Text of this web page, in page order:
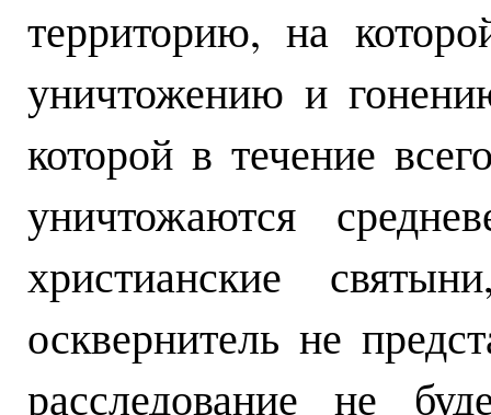
территорию, на
уничтожению и
которой в течение
уничтожаются
христианские
осквернитель не
расследование не